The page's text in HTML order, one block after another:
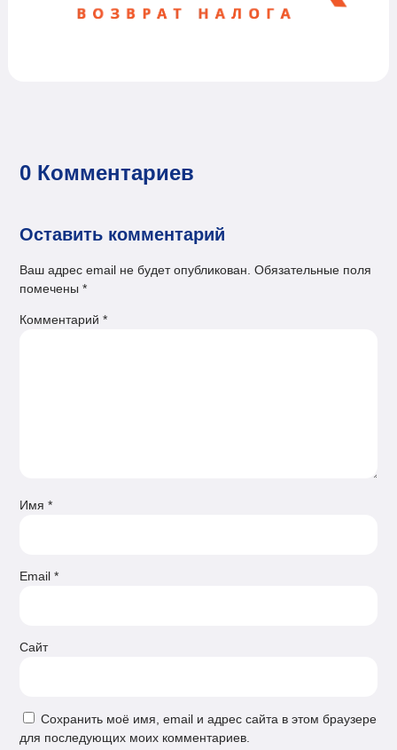
0 Комментариев
Оставить комментарий
Ваш адрес email не будет опубликован. Обязательные поля
помечены*
Комментарий*
Имя*
Email*
Сайт
Сохранить моё имя, email и адрес сайта в этом браузере
для последующих моих комментариев.